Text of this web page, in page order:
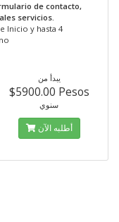
de contacto,
servicios.
Inicio y hasta 4
يبدأ من
$5900.00 Pesos
سنوي
أطلبه الآن